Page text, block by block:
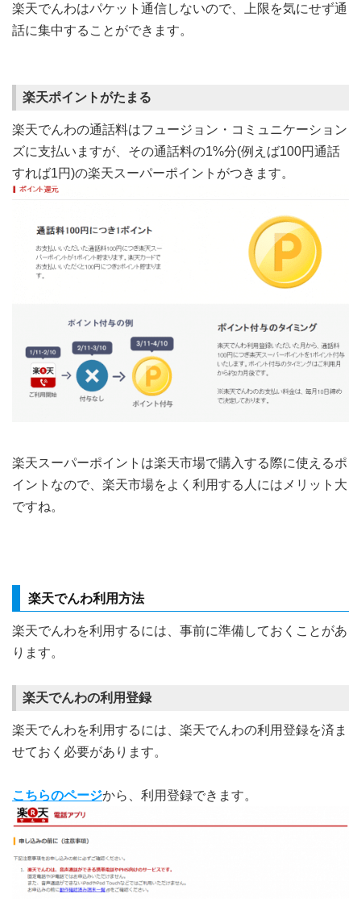
楽天でんわはパケット通信しないので、上限を気にせず通
話に集中することができます。
楽天ポイントがたまる
楽天でんわの通話料はフュージョン・コミュニケーション
ズに支払いますが、その通話料の1%分(例えば100円通話
すれば1円)の楽天スーパーポイントがつきます。
楽天スーパーポイントは楽天市場で購入する際に使えるポ
イントなので、楽天市場をよく利用する人にはメリット大
ですね。
楽天でんわ利用方法
楽天でんわを利用するには、事前に準備しておくことがあ
ります。
楽天でんわの利用登録
楽天でんわを利用するには、楽天でんわの利用登録を済ま
せておく必要があります。
こちらのページから、利用登録できます。